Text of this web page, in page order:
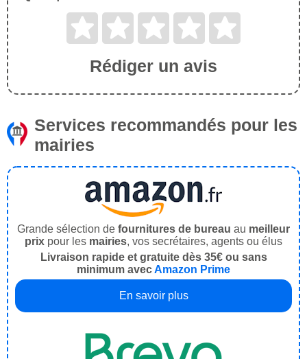
Rédiger un avis
Services recommandés pour les
mairies
Grande sélection de fournitures de bureau au meilleur
prix pour les mairies, vos secrétaires, agents ou élus
Livraison rapide et gratuite dès 35€ ou sans
minimum avecAmazon Prime
En savoir plus